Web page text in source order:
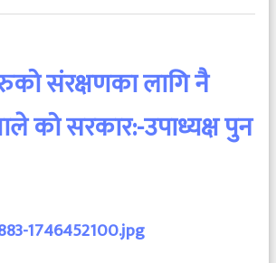
संरक्षणका लागि नै
को सरकार:-उपाध्यक्ष पुन